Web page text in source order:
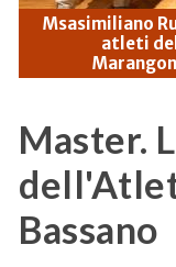
Msasimiliano
atleti
Master.
Bassano